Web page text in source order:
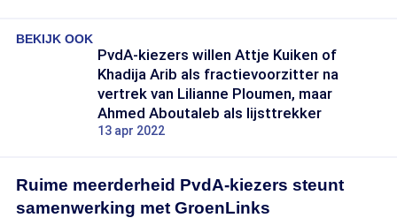
BEKIJK OOK
PvdA-kiezers willen Attje Kuiken of
Khadija Arib als fractievoorzitter na
vertrek van Lilianne Ploumen, maar
Ahmed Aboutaleb als lijsttrekker
13 apr 2022
Ruime meerderheid PvdA-kiezers steunt
samenwerking met GroenLinks